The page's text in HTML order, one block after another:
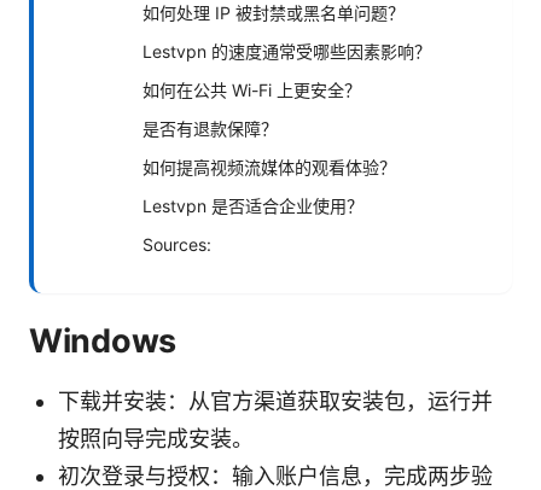
如何处理 IP 被封禁或黑名单问题？
Lestvpn 的速度通常受哪些因素影响？
如何在公共 Wi-Fi 上更安全？
是否有退款保障？
如何提高视频流媒体的观看体验？
Lestvpn 是否适合企业使用？
Sources:
Windows
下载并安装：从官方渠道获取安装包，运行并
按照向导完成安装。
初次登录与授权：输入账户信息，完成两步验